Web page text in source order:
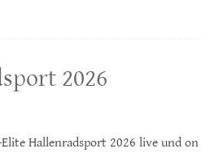
2026
Hallenradsport 2026 live und on